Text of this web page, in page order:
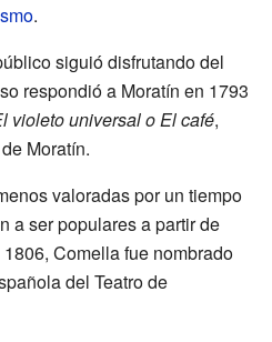
.
siguió disfrutando del
respondió a Moratín en 1793
violeto universal o El café,
Moratín.
valoradas por un tiempo
a ser populares a partir de
Comella fue nombrado
del Teatro de